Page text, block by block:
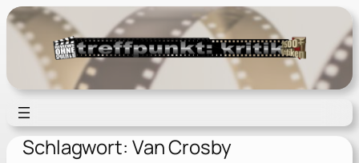
Zum
Inhalt
springen
Schlagwort: Van Crosby